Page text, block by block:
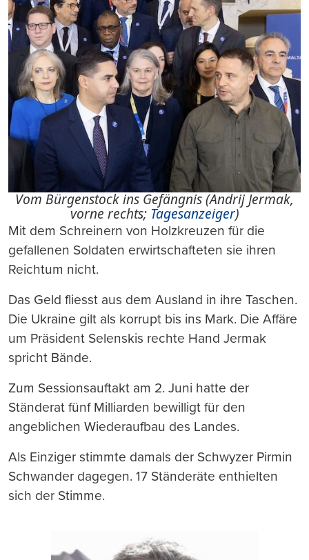
Vom Bürgenstock ins Gefängnis (Andrij Jermak,
vorne rechts; Tagesanzeiger)
Mit dem Schreinern von Holzkreuzen für die
gefallenen Soldaten erwirtschafteten sie ihren
Reichtum nicht.
Das Geld fliesst aus dem Ausland in ihre Taschen.
Die Ukraine gilt als korrupt bis ins Mark. Die Affäre
um Präsident Selenskis rechte Hand Jermak
spricht Bände.
Zum Sessionsauftakt am 2. Juni hatte der
Ständerat fünf Milliarden bewilligt für den
angeblichen Wiederaufbau des Landes.
Als Einziger stimmte damals der Schwyzer Pirmin
Schwander dagegen. 17 Ständeräte enthielten
sich der Stimme.